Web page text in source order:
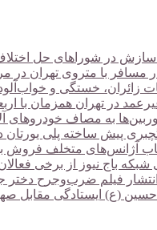
در شوراهای حل
زائران، خستگی و
به مصاف خودروهای
گچبری پیش ساخته پلی
شبکه باج نیوز از برخی
فیلم ضرب‌وجرح
حسین (ع) ایستادگی مقابل